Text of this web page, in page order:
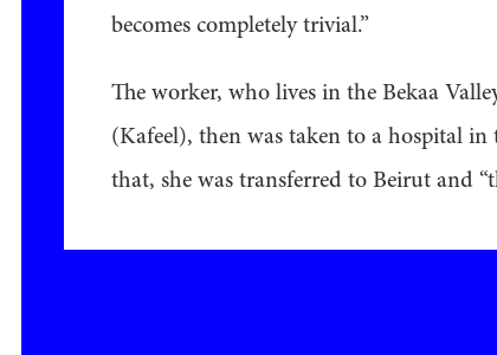
becomes completely trivial.”
The worker, who lives in the Bekaa
(Kafeel), then was taken to a hospital
that, she was transferred to Beirut and